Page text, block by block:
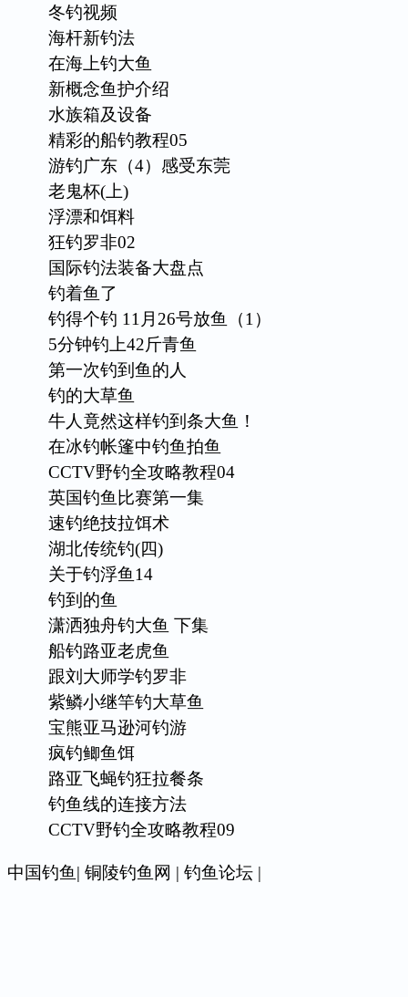
冬钓视频
海杆新钓法
在海上钓大鱼
新概念鱼护介绍
水族箱及设备
精彩的船钓教程05
游钓广东（4）感受东莞
老鬼杯(上)
浮漂和饵料
狂钓罗非02
国际钓法装备大盘点
钓着鱼了
钓得个钓 11月26号放鱼（1）
5分钟钓上42斤青鱼
第一次钓到鱼的人
钓的大草鱼
牛人竟然这样钓到条大鱼！
在冰钓帐篷中钓鱼拍鱼
CCTV野钓全攻略教程04
英国钓鱼比赛第一集
速钓绝技拉饵术
湖北传统钓(四)
关于钓浮鱼14
钓到的鱼
潇洒独舟钓大鱼 下集
船钓路亚老虎鱼
跟刘大师学钓罗非
紫鳞小继竿钓大草鱼
宝熊亚马逊河钓游
疯钓鲫鱼饵
路亚飞蝇钓狂拉餐条
钓鱼线的连接方法
CCTV野钓全攻略教程09
中国钓鱼| 铜陵钓鱼网 | 钓鱼论坛 |